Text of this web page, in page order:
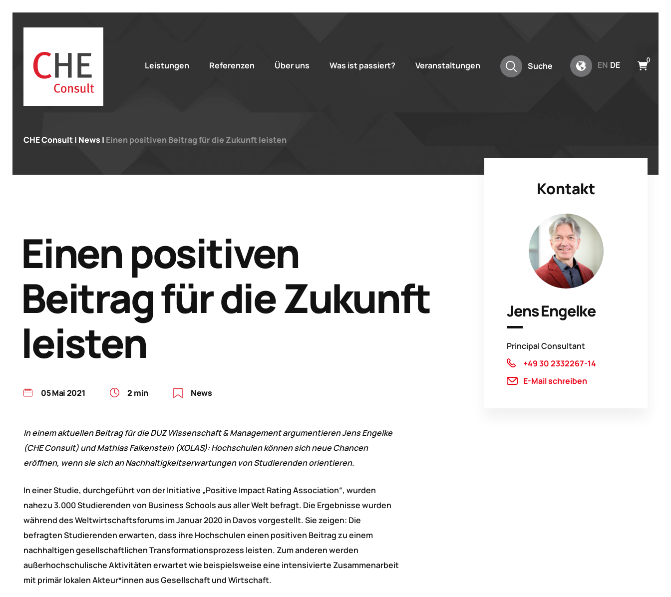
Leistungen Referenzen Über uns Was ist passiert? Veranstaltungen Suche EN DE 0
CHE Consult| News | Einen positiven Beitrag für die Zukunft leisten
Einen positiven
Beitrag für die Zukunft
leisten
05 Mai 2021 2 min News
In einem aktuellen Beitrag für die DUZ Wissenschaft & Management argumentieren Jens Engelke
(CHE Consult) und Mathias Falkenstein (XOLAS): Hochschulen können sich neue Chancen
eröffnen, wenn sie sich an Nachhaltigkeitserwartungen von Studierenden orientieren.
In einer Studie, durchgeführt von der Initiative „Positive Impact Rating Association“, wurden
nahezu 3.000 Studierenden von Business Schools aus aller Welt befragt. Die Ergebnisse wurden
während des Weltwirtschaftsforums im Januar 2020 in Davos vorgestellt. Sie zeigen: Die
befragten Studierenden erwarten, dass ihre Hochschulen einen positiven Beitrag zu einem
nachhaltigen gesellschaftlichen Transformationsprozess leisten. Zum anderen werden
außerhochschulische Aktivitäten erwartet wie beispielsweise eine intensivierte Zusammenarbeit
mit primär lokalen Akteur*innen aus Gesellschaft und Wirtschaft.
Kontakt
Jens Engelke
Principal Consultant
+49 30 2332267-14
E-Mail schreiben